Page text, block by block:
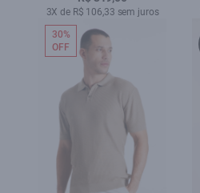
3X de R$ 106,33 sem juros
30%
OFF